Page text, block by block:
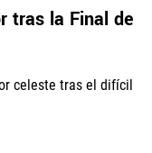
tras la Final de
celeste tras el difícil